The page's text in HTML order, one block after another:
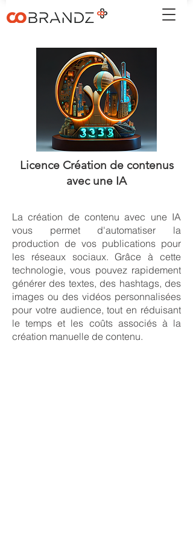
Licence Création de contenus
avec une IA
La création de contenu avec une IA
vous permet d'automatiser la
production de vos publications pour
les réseaux sociaux. Grâce à cette
technologie, vous pouvez rapidement
générer des textes, des hashtags, des
images ou des vidéos personnalisées
pour votre audience, tout en réduisant
le temps et les coûts associés à la
création manuelle de contenu.